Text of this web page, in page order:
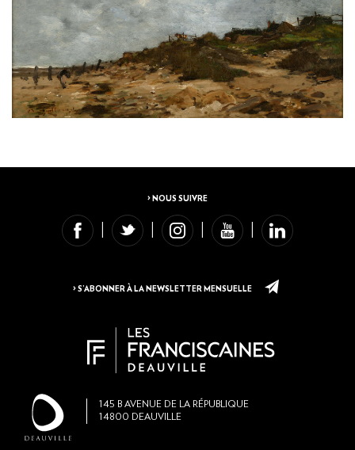
> NOUS SUIVRE
> S’ABONNER À LA NEWSLETTER MENSUELLE
145 B AVENUE DE LA RÉPUBLIQUE
14800 DEAUVILLE